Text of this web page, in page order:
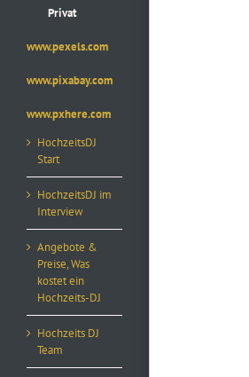
Privat
www.pexels.com
www.pixabay.com
www.pxhere.com
HochzeitsDJ
Start
HochzeitsDJ im
Interview
Angebote &
Preise, Was
kostet ein
Hochzeits-DJ
Hochzeits DJ
Team